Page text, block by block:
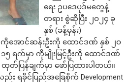
ရေး ဥပဒေပုဒ်မတွေနဲ့
တရား စွဲဆိုပြီး ၂ဝ၂၄ ခု
နှစ် (ခန့်မှန်း)
ကိုအောင်ဆန်းဦးကို ထောင်ဒဏ် နှစ် ၂ဝ
၁၅ ရက်မှာ ကိုမျိုးမြင့်ဦးကို ထောင်ဒဏ်
ြန်ချက်မှာ ဖော်ပြထားပါတယ်။
း ရခိုင်ပြည်အခြေစိုက် Development